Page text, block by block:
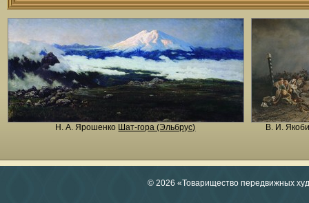
Н. A. Ярошенко Шат-гора (Эльбрус) В. И.
© 2026 «Товарищество передвижных